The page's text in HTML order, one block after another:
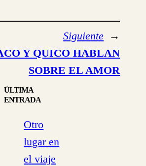
Siguiente →
Y QUICO HABLAN
SOBRE EL AMOR
ÚLTIMA
ENTRADA
Otro
lugar en
el viaje